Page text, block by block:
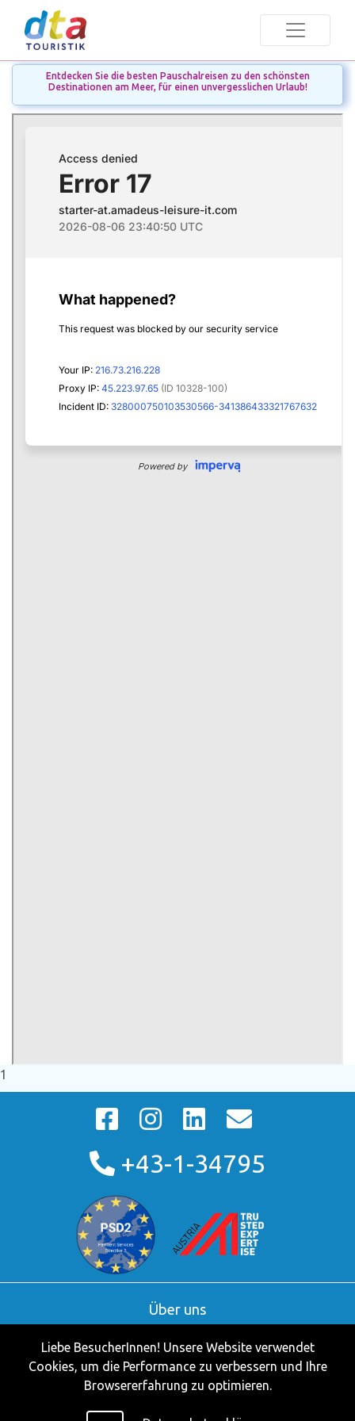
Entdecken Sie die besten Pauschalreisen zu den schönsten
Destinationen am Meer, für einen unvergesslichen Urlaub!
1
+43-1-34795
Über uns
Kontakt
Partner
Impressum
Datenschutzerklärung
Liebe BesucherInnen! Unsere Website verwendet
Cookies, um die Performance zu verbessern und Ihre
Browsererfahrung zu optimieren.